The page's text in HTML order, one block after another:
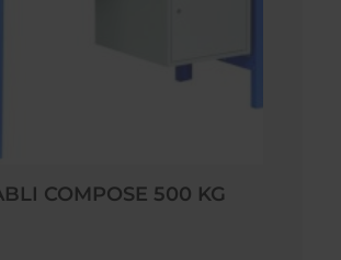
COMPOSE 500 KG